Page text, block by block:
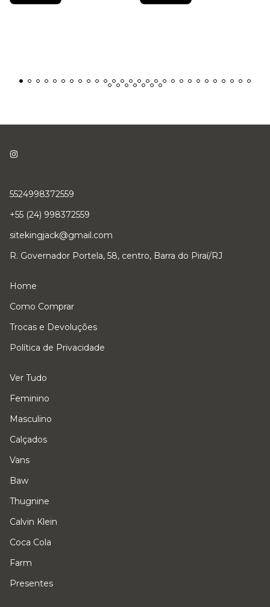
5524998372559
+55 (24) 998372559
sitekingjack@gmail.com
R. Governador Portela, 58, centro, Barra do Piraí/RJ
Home
Como Comprar
Trocas e Devoluções
Política de Privacidade
Ver Tudo
Feminino
Masculino
Calçados
Vans
Baw
Thugnine
Calvin Klein
Coca Cola
Farm
Presentes